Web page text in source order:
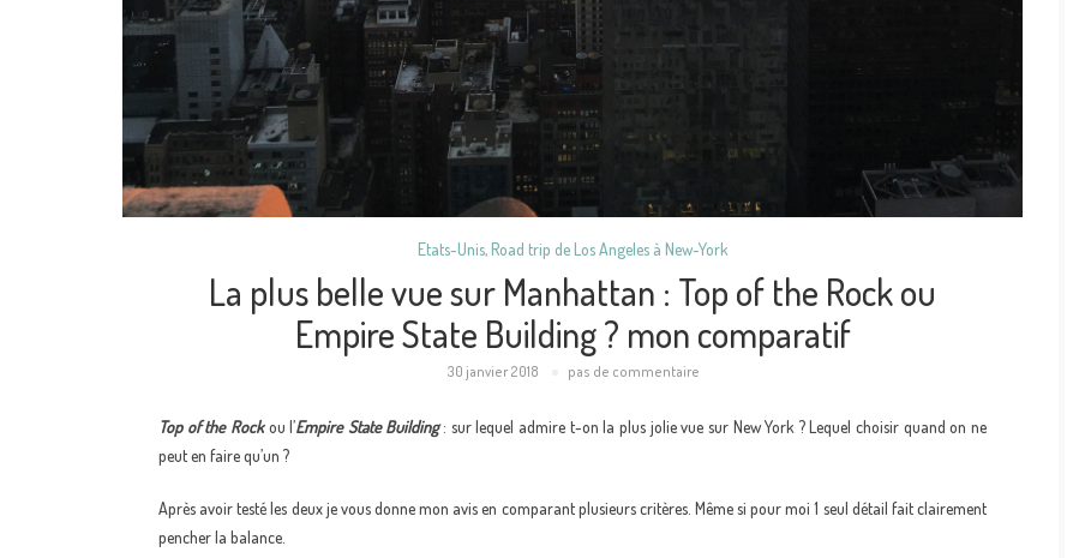
Etats-Unis, Road trip de Los Angeles à New-York
La plus belle vue sur Manhattan : Top of the Rock ou
Empire State Building ? mon comparatif
30 janvier 2018 pas de commentaire
Top of the Rockou l’Empire State Building: sur lequel admire t-on la plus jolie vue sur New York ? Lequel choisir quand on ne
peut en faire qu’un ?
Après avoir testé les deux je vous donne mon avis en comparant plusieurs critères. Même si pour moi 1 seul détail fait clairement
pencher la balance.